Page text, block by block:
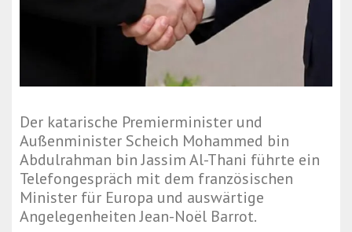
Der katarische Premierminister und
Außenminister Scheich Mohammed bin
Abdulrahman bin Jassim Al-Thani führte ein
Telefongespräch mit dem französischen
Minister für Europa und auswärtige
Angelegenheiten Jean-Noël Barrot.